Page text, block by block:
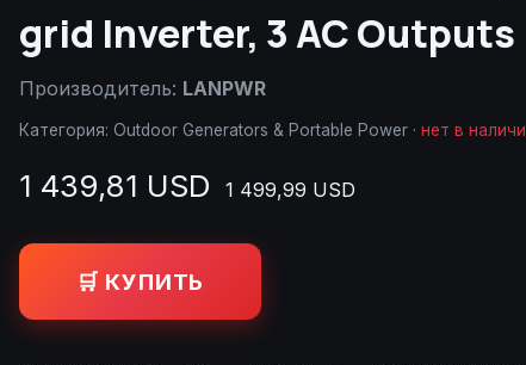
grid Inverter, 3 AC Outputs
Производитель: LANPWR
Категория: Outdoor Generators & Portable Power · нет в
1 439,81 USD 1 499,99 USD
🛒 КУПИТЬ